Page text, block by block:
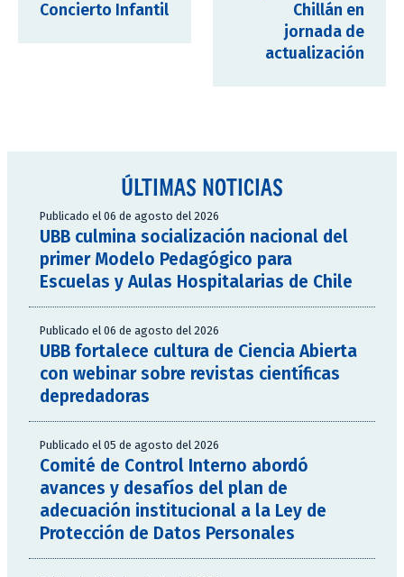
Concierto Infantil
Chillán en
jornada de
actualización
ÚLTIMAS NOTICIAS
Publicado el 06 de agosto del 2026
UBB culmina socialización nacional del
primer Modelo Pedagógico para
Escuelas y Aulas Hospitalarias de Chile
Publicado el 06 de agosto del 2026
UBB fortalece cultura de Ciencia Abierta
con webinar sobre revistas científicas
depredadoras
Publicado el 05 de agosto del 2026
Comité de Control Interno abordó
avances y desafíos del plan de
adecuación institucional a la Ley de
Protección de Datos Personales